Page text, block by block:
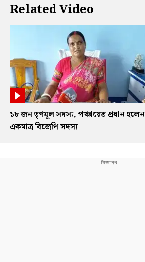
Related Video
১৮ জন তৃণমূল সদস্য, পঞ্চায়েত প্রধান হলেন
একমাত্র বিজেপি সদস্য